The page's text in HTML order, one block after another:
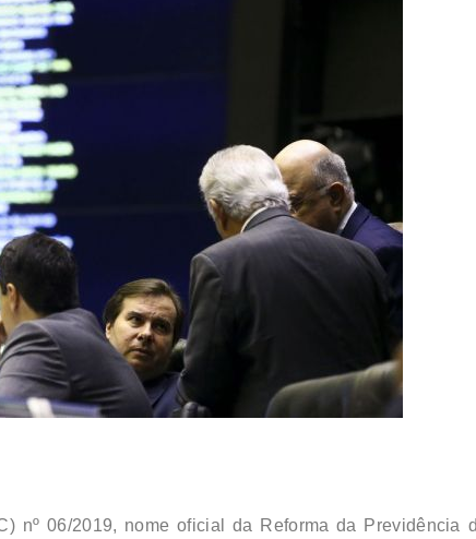
nº 06/2019, nome oficial da Reforma da Previdência